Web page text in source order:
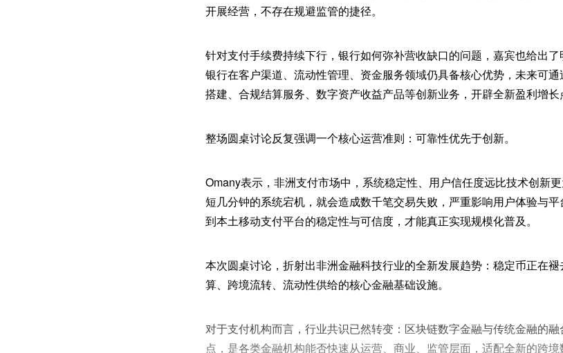
开展经营，不存在规避监管的捷径。
针对支付手续费持续下行，银行如何弥补营收缺口的问题，嘉宾也给出
银行在客户渠道、流动性管理、资金服务领域仍具备核心优势，未来可
搭建、合规结算服务、数字资产收益产品等创新业务，开辟全新盈利增长
整场圆桌讨论反复强调一个核心运营准则：可靠性优先于创新。
Omany表示，非洲支付市场中，系统稳定性、用户信任度远比技术创新
短几分钟的系统宕机，就会造成数千笔交易失败，严重影响用户体验与
到本土移动支付平台的稳定性与可信度，才能真正实现规模化普及。
本次圆桌讨论，折射出非洲金融科技行业的全新发展趋势：稳定币正在
算、跨境流转、流动性供给的核心金融基础设施。
对于支付机构而言，行业共识已然转变：区块链数字金融与传统金融的
点，是各类金融机构能否快速从运营、商业、监管层面，适配全新的跨境